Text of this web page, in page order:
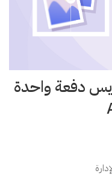
دفعة واحدة